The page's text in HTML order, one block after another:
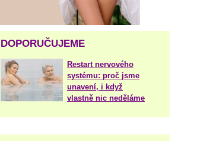
DOPORUČUJEME
Restart nervového
systému: proč jsme
unavení, i když
vlastně nic neděláme